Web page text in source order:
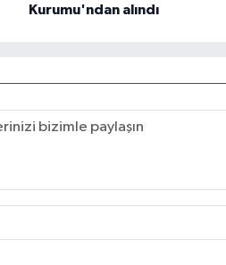
Kurumu'ndan alındı